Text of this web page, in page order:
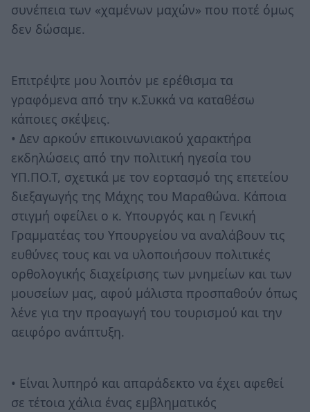
συνέπεια των «χαμένων μαχών» που ποτέ όμως
δεν δώσαμε.
Επιτρέψτε μου λοιπόν με ερέθισμα τα
γραφόμενα από την κ.Συκκά να καταθέσω
κάποιες σκέψεις.
• Δεν αρκούν επικοινωνιακού χαρακτήρα
εκδηλώσεις από την πολιτική ηγεσία του
ΥΠ.ΠΟ.Τ, σχετικά με τον εορτασμό της επετείου
διεξαγωγής της Μάχης του Μαραθώνα. Κάποια
στιγμή οφείλει ο κ. Υπουργός και η Γενική
Γραμματέας του Υπουργείου να αναλάβουν τις
ευθύνες τους και να υλοποιήσουν πολιτικές
ορθολογικής διαχείρισης των μνημείων και των
μουσείων μας, αφού μάλιστα προσπαθούν όπως
λένε για την προαγωγή του τουρισμού και την
αειφόρο ανάπτυξη.
• Είναι λυπηρό και απαράδεκτο να έχει αφεθεί
σε τέτοια χάλια ένας εμβληματικός